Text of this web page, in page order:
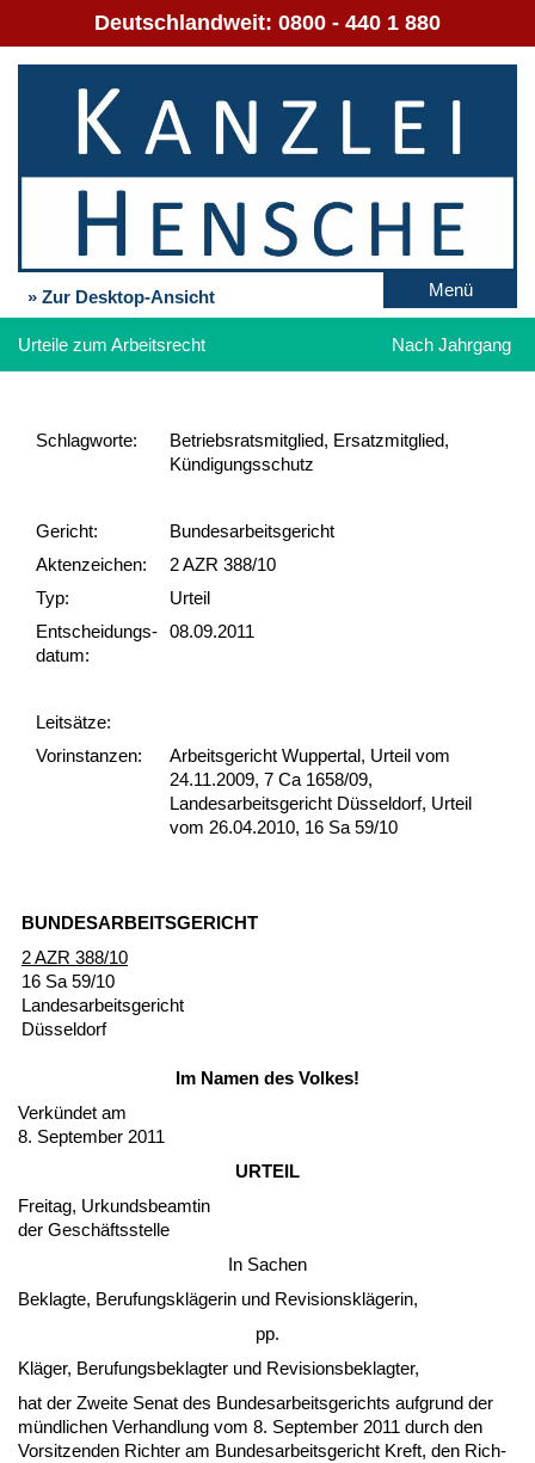
Deutschlandweit: 0800 - 440 1 880
» Zur Desktop-Ansicht Menü
Urteile zum Arbeitsrecht Nach Jahrgang
Schlag­worte:
Betriebsratsmitglied, Ersatzmitglied,
Kündigungsschutz
Gericht:
Bundesarbeitsgericht
Akten­zeichen:
2 AZR 388/10
Typ:
Urteil
Ent­scheid­ungs­
datum:
08.09.2011
Leit­sätze:
Vor­ins­tan­zen:
Arbeitsgericht Wuppertal, Urteil vom
24.11.2009, 7 Ca 1658/09,
Landesarbeitsgericht Düsseldorf, Urteil
vom 26.04.2010, 16 Sa 59/10
BUN­DES­AR­BEITS­GERICHT
2 AZR 388/10
16 Sa 59/10
Lan­des­ar­beits­ge­richt
Düssel­dorf
Im Na­men des Vol­kes!
Verkündet am
8. Sep­tem­ber 2011
UR­TEIL
Frei­tag, Ur­kunds­be­am­tin
der Geschäfts­stel­le
In Sa­chen
Be­klag­te, Be­ru­fungskläge­rin und Re­vi­si­onskläge­rin,
pp.
Kläger, Be­ru­fungs­be­klag­ter und Re­vi­si­ons­be­klag­ter,
hat der Zwei­te Se­nat des Bun­des­ar­beits­ge­richts auf­grund der
münd­li­chen Ver­hand­lung vom 8. Sep­tem­ber 2011 durch den
Vor­sit­zen­den Rich­ter am Bun­des­ar­beits­ge­richt Kreft, den Rich­